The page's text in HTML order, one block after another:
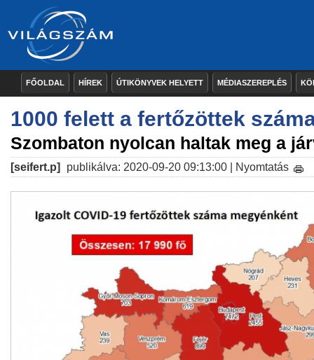
FŐOLDAL HÍREK ÚTIKÖNYVEK HELYETT MÉDIASZEREPLÉS
1000 felett a fertőzöttek
Szombaton nyolcan haltak meg a
[seifert.p] publikálva: 2020-09-20 09:13:00 | Nyomtatás